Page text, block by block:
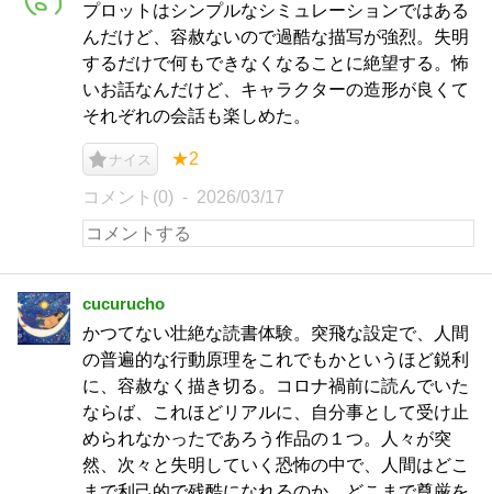
プロットはシンプルなシミュレーションではある
んだけど、容赦ないので過酷な描写が強烈。失明
するだけで何もできなくなることに絶望する。怖
いお話なんだけど、キャラクターの造形が良くて
それぞれの会話も楽しめた。
ナイス ★2
コメント(0) 2026/03/17
cucurucho
かつてない壮絶な読書体験。突飛な設定で、人間
の普遍的な行動原理をこれでもかというほど鋭利
に、容赦なく描き切る。コロナ禍前に読んでいた
ならば、これほどリアルに、自分事として受け止
められなかったであろう作品の１つ。人々が突
然、次々と失明していく恐怖の中で、人間はどこ